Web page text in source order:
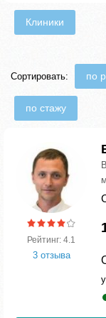
Клиники
Сортировать: по
по стажу
Рейтинг: 4.1
3 отзыва